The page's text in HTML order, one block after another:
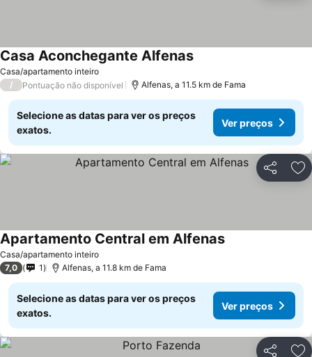
Casa/apartamento inteiro
Casa Aconchegante Alfenas
/ Pontuação não disponível Alfenas, a 11.5 km de Fama
Selecione as datas para ver os preços
exatos.
Ver preços
Partilhar
Casa/apartamento inteiro
Apartamento Central em Alfenas
7,0 1 Alfenas, a 11.8 km de Fama
Selecione as datas para ver os preços
exatos.
Ver preços